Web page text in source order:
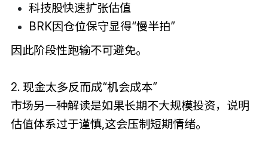
科技股快速扩张估值
BRK因仓位保守显得“慢半拍”
因此阶段性跑输不可避免。
2. 现金太多反而成“机会成本”
市场另一种解读是如果长期不大规模投资，说明
估值体系过于谨慎,这会压制短期情绪。